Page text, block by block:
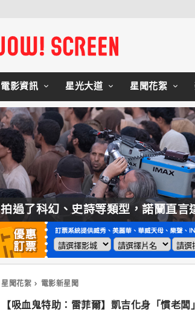
電影資訊 星光大道 星聞花絮
拍過了科幻、史詩等類型，諾蘭直言
星聞花絮 電影新星聞
【吸血鬼特助：雷菲爾】凱吉化身「慣老